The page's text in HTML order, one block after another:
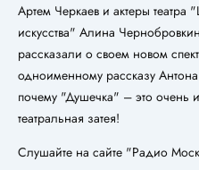
Артем Черкаев и актеры
искусства" Алина
рассказали о своем новом
одноименному рассказу
почему "Душечка" – это очень
театральная затея!
Слушайте на сайте "Радио